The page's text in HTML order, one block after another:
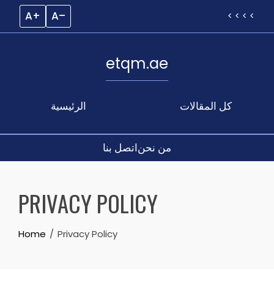
A+ A– < < < <
الرئيسية
etqm.ae
كل المقالات
اتصل بنامن نحن
contentPRIVACY POLICY
Home Privacy Policy